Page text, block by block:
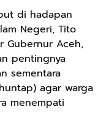
di hadapan
Negeri, Tito
Gubernur Aceh,
pentingnya
sementara
agar warga
menempati